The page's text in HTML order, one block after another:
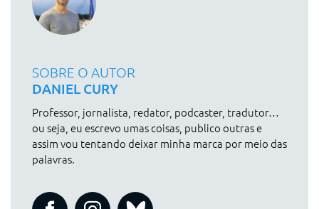
SOBRE O AUTOR
DANIEL CURY
Professor, jornalista, redator, podcaster, tradutor…
ou seja, eu escrevo umas coisas, publico outras e
assim vou tentando deixar minha marca por meio das
palavras.